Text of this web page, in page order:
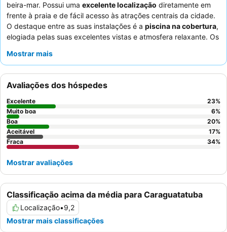
beira-mar. Possui uma excelente localização diretamente em
frente à praia e de fácil acesso às atrações centrais da cidade.
O destaque entre as suas instalações é a piscina na cobertura,
elogiada pelas suas excelentes vistas e atmosfera relaxante. Os
uma caraterística notável, elogiando a sua atenção e
almoço. Para uma estadia mais tranquila, os hóspedes devem
considerar solicitar um quarto com vista para o jardim.
Mostrar mais
Classificação acima da média para Caraguatatuba
Localização•9,2
Mostrar mais classificações
Avaliações dos hóspedes
Excelente 23%
Muito boa
6%
Boa
20%
Aceitável
17%
Fraca
34%
Mostrar avaliações